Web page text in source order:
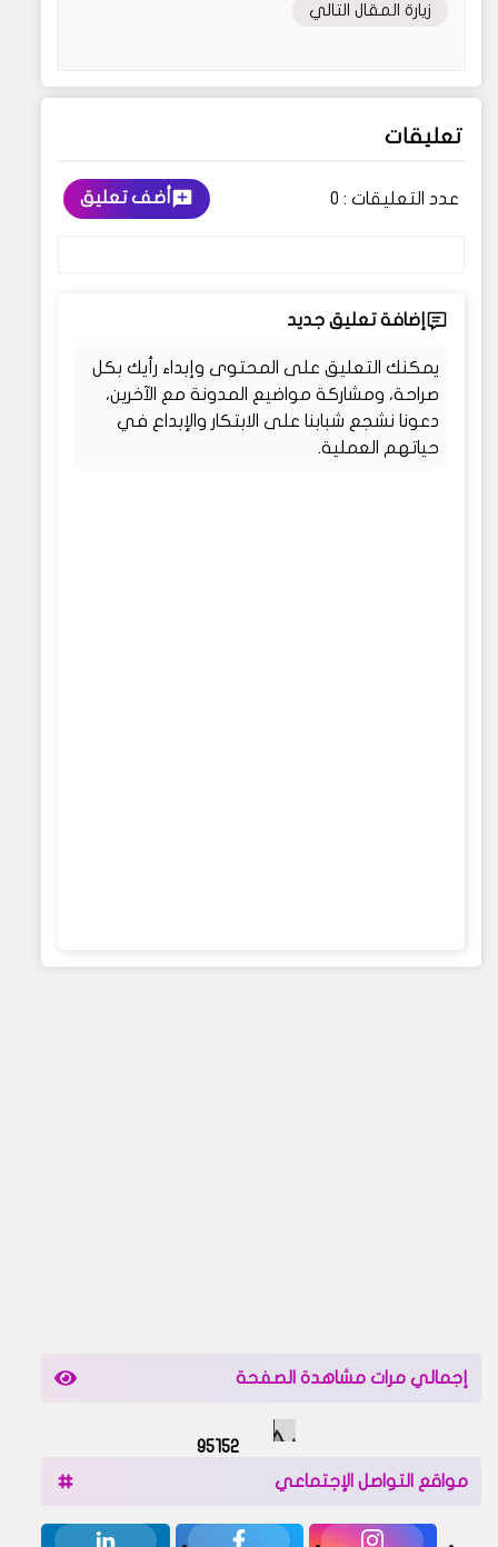
زيارة المقال التالي
تعليقات
عدد التعليقات : 0 أضف تعليق
إضافة تعليق جديد
يمكنك التعليق على المحتوى وإبداء رأيك بكل
صراحة، ومشاركة مواضيع المدونة مع الآخرين،
دعونا نشجع شبابنا على الابتكار والإبداع في
حياتهم العملية.
إجمالي مرات مشاهدة الصفحة
95152
مواقع التواصل الإجتماعي